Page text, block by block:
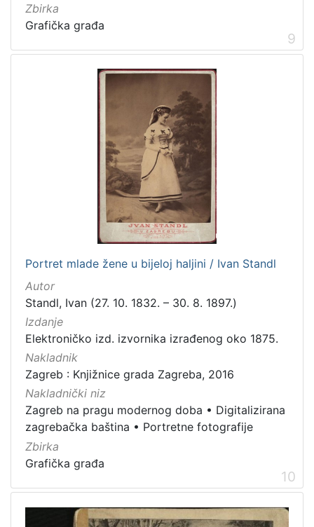
Zbirka
Grafička građa
9
Portret mlade žene u bijeloj haljini / Ivan Standl
Autor
Standl, Ivan (27. 10. 1832. – 30. 8. 1897.)
Izdanje
Elektroničko izd. izvornika izrađenog oko 1875.
Nakladnik
Zagreb : Knjižnice grada Zagreba, 2016
Nakladnički niz
Zagreb na pragu modernog doba • Digitalizirana
zagrebačka baština • Portretne fotografije
Zbirka
Grafička građa
10